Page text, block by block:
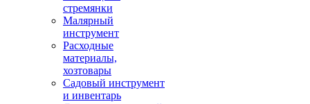
стремянки
Малярный
инструмент
Расходные
материалы,
хозтовары
Садовый инструмент
и инвентарь